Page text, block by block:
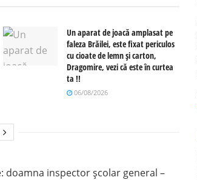
Un aparat de joacă amplasat pe
faleza Brăilei, este fixat periculos
cu cioate de lemn și carton,
Dragomire, vezi că este în curtea
ta !!
06/08/2026
doamna inspector școlar general –